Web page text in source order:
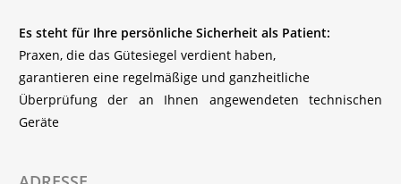
Es steht für Ihre persönliche Sicherheit als Patient:
Praxen, die das Gütesiegel verdient haben,
garantieren eine regelmäßige und ganzheitliche
Überprüfung der an Ihnen angewendeten technischen
Geräte